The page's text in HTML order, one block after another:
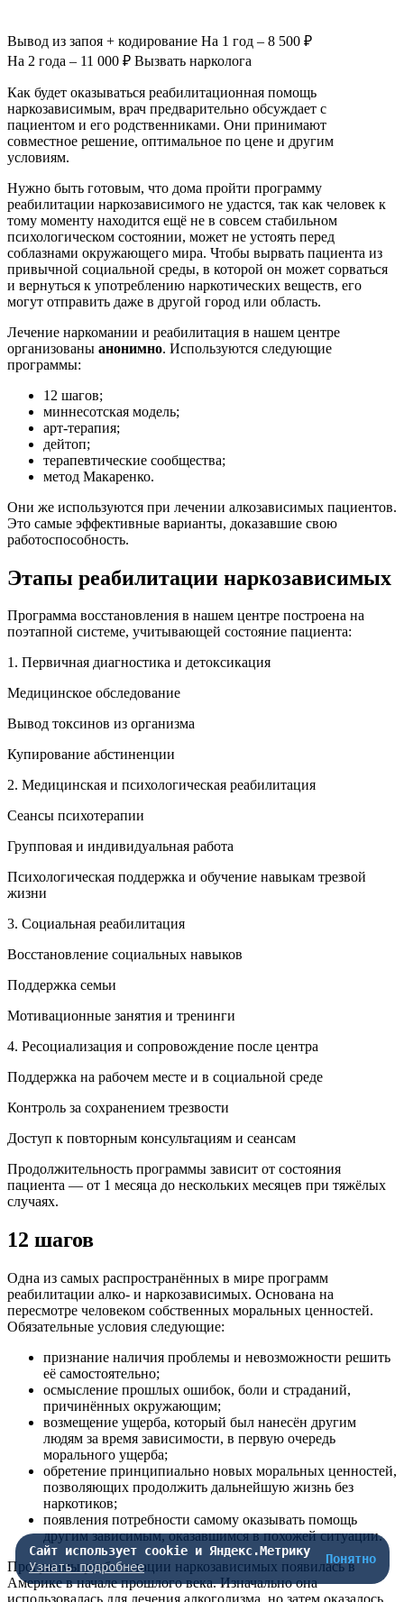
Вывод из запоя + кодирование На 1 год – 8 500 ₽
На 2 года – 11 000 ₽ Вызвать нарколога
Как будет оказываться реабилитационная помощь
наркозависимым, врач предварительно обсуждает с
пациентом и его родственниками. Они принимают
совместное решение, оптимальное по цене и другим
условиям.
Нужно быть готовым, что дома пройти программу
реабилитации наркозависимого не удастся, так как человек к
тому моменту находится ещё не в совсем стабильном
психологическом состоянии, может не устоять перед
соблазнами окружающего мира. Чтобы вырвать пациента из
привычной социальной среды, в которой он может сорваться
и вернуться к употреблению наркотических веществ, его
могут отправить даже в другой город или область.
Лечение наркомании и реабилитация в нашем центре
организованы анонимно. Используются следующие
программы:
12 шагов;
миннесотская модель;
арт-терапия;
дейтоп;
терапевтические сообщества;
метод Макаренко.
Они же используются при лечении алкозависимых пациентов.
Это самые эффективные варианты, доказавшие свою
работоспособность.
Этапы реабилитации наркозависимых
Программа восстановления в нашем центре построена на
поэтапной системе, учитывающей состояние пациента:
1. Первичная диагностика и детоксикация
Медицинское обследование
Вывод токсинов из организма
Купирование абстиненции
2. Медицинская и психологическая реабилитация
Сеансы психотерапии
Групповая и индивидуальная работа
Психологическая поддержка и обучение навыкам трезвой
жизни
3. Социальная реабилитация
Восстановление социальных навыков
Поддержка семьи
Мотивационные занятия и тренинги
4. Ресоциализация и сопровождение после центра
Поддержка на рабочем месте и в социальной среде
Контроль за сохранением трезвости
Доступ к повторным консультациям и сеансам
Продолжительность программы зависит от состояния
пациента — от 1 месяца до нескольких месяцев при тяжёлых
случаях.
12 шагов
Одна из самых распространённых в мире программ
реабилитации алко- и наркозависимых. Основана на
пересмотре человеком собственных моральных ценностей.
Обязательные условия следующие:
признание наличия проблемы и невозможности решить
её самостоятельно;
осмысление прошлых ошибок, боли и страданий,
причинённых окружающим;
возмещение ущерба, который был нанесён другим
людям за время зависимости, в первую очередь
морального ущерба;
обретение принципиально новых моральных ценностей,
позволяющих продолжить дальнейшую жизнь без
наркотиков;
появления потребности самому оказывать помощь
другим зависимым, оказавшимся в похожей ситуации.
Программы реабилитации наркозависимых появилась в
Америке в начале прошлого века. Изначально она
Сайт использует cookie и Яндекс.Метрику
Узнать подробнее
Понятно